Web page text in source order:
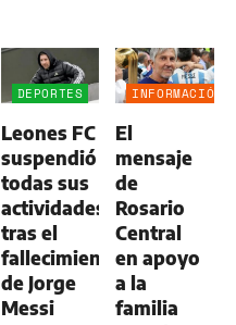
DEPORTES
Leones FC
suspendió
todas sus
actividades
tras el
fallecimiento
de Jorge
Messi
INFORMACIÓN
El
mensaje
de
Rosario
Central
en apoyo
a la
familia